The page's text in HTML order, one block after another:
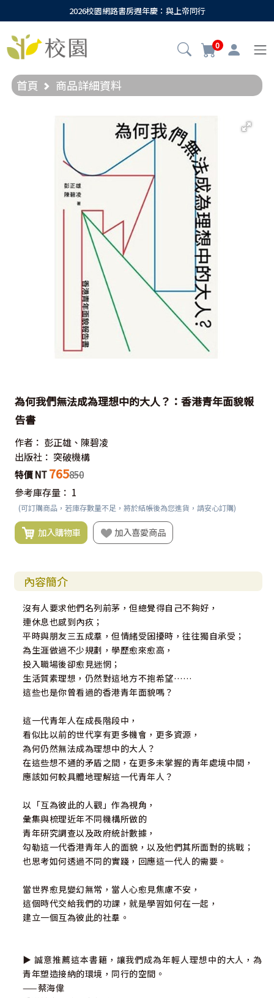
2026校園網路書房週年慶：與上帝同行
0
首頁 商品詳細資料
為何我們無法成為理想中的大人？：香港青年面貌報
告書
作者： 彭正雄、陳碧凌
出版社： 突破機構
特價 NT 765850
參考庫存量： 1
(可訂購商品，若庫存數量不足，將於結帳後為您進貨，請安心訂購)
加入購物車 加入喜愛商品
內容簡介
沒有人要求他們名列前茅，但總覺得自己不夠好，
連休息也感到內疚；
平時與朋友三五成羣，但情緒受困擾時，往往獨自承受；
為生涯做過不少規劃，學歷愈來愈高，
投入職場後卻愈見迷惘；
生活質素理想，仍然對這地方不抱希望……
這些也是你曾看過的香港青年面貌嗎？
這一代青年人在成長階段中，
看似比以前的世代享有更多機會，更多資源，
為何仍然無法成為理想中的大人？
在這些想不通的矛盾之間，在更多未掌握的青年處境中間，
應該如何較具體地理解這一代青年人？
以「互為彼此的人觀」作為視角，
彙集與梳理近年不同機構所做的
青年研究調查以及政府統計數據，
勾勒這一代香港青年人的面貌，以及他們其所面對的挑戰；
也思考如何透過不同的實踐，回應這一代人的需要。
當世界愈見變幻無常，當人心愈見焦慮不安，
這個時代交給我們的功課，就是學習如何在一起，
建立一個互為彼此的社羣。
▶ 誠意推薦這本書籍，讓我們成為年輕人理想中的大人，為
青年塑造接納的環境，同行的空間。
——蔡海偉